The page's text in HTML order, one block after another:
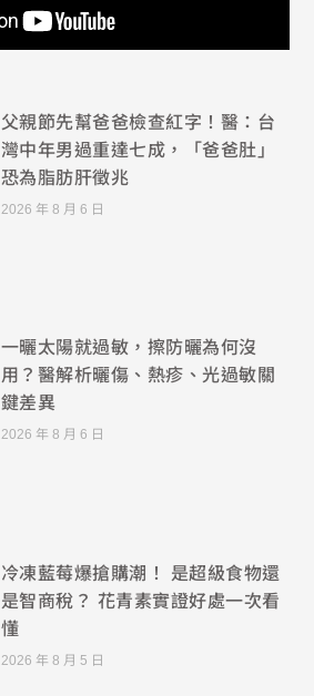
父親節先幫爸爸檢查紅字！醫：台
灣中年男過重達七成，「爸爸肚」
恐為脂肪肝徵兆
2026 年 8 月 6 日
一曬太陽就過敏，擦防曬為何沒
用？醫解析曬傷、熱疹、光過敏關
鍵差異
2026 年 8 月 6 日
冷凍藍莓爆搶購潮！ 是超級食物還
是智商稅？ 花青素實證好處一次看
懂
2026 年 8 月 5 日